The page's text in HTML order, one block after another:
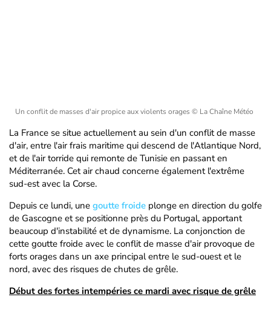
Un conflit de masses d'air propice aux violents orages © La Chaîne Météo
La France se situe actuellement au sein d'un conflit de masse
d'air, entre l'air frais maritime qui descend de l'Atlantique Nord,
et de l'air torride qui remonte de Tunisie en passant en
Méditerranée. Cet air chaud concerne également l'extrême
sud-est avec la Corse.
Depuis ce lundi, une goutte froide plonge en direction du golfe
de Gascogne et se positionne près du Portugal, apportant
beaucoup d'instabilité et de dynamisme. La conjonction de
cette goutte froide avec le conflit de masse d'air provoque de
forts orages dans un axe principal entre le sud-ouest et le
nord, avec des risques de chutes de grêle.
Début des fortes intempéries ce mardi avec risque de grêle